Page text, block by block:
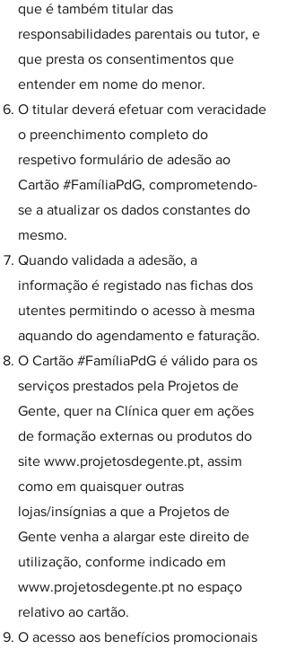
que é também titular das
responsabilidades parentais ou tutor, e
que presta os consentimentos que
entender em nome do menor.
O titular deverá efetuar com veracidade
o preenchimento completo do
respetivo formulário de adesão ao
Cartão #FamíliaPdG, comprometendo-
se a atualizar os dados constantes do
mesmo.
Quando validada a adesão, a
informação é registado nas fichas dos
utentes permitindo o acesso à mesma
aquando do agendamento e faturação.
O Cartão #FamíliaPdG é válido para os
serviços prestados pela Projetos de
Gente, quer na Clínica quer em ações
de formação externas ou produtos do
site www.projetosdegente.pt, assim
como em quaisquer outras
lojas/insígnias a que a Projetos de
Gente venha a alargar este direito de
utilização, conforme indicado em
www.projetosdegente.pt no espaço
relativo ao cartão.
O acesso aos benefícios promocionais